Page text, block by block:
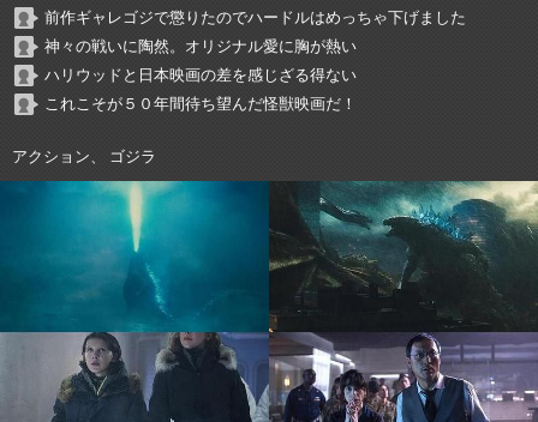
前作ギャレゴジで懲りたのでハードルはめっちゃ下げました
神々の戦いに陶然。オリジナル愛に胸が熱い
ハリウッドと日本映画の差を感じざる得ない
これこそが５０年間待ち望んだ怪獣映画だ！
アクション、 ゴジラ